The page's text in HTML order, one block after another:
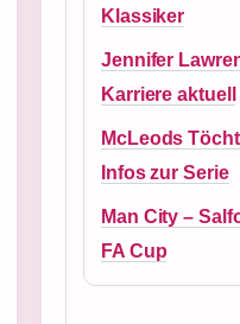
Klassiker
Jennifer
Karriere aktuell
McLeods
Infos zur Serie
Man City –
FA Cup